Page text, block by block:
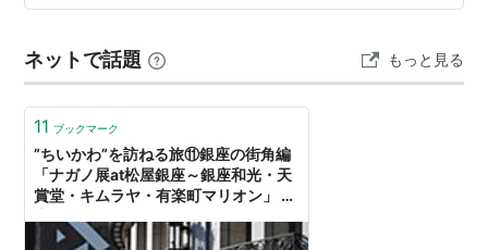
ネットで話題 もっと見る
11 ブックマーク
”ちいかわ”を訪ねる旅⑪銀座の街角編
「ナガノ展at松屋銀座～銀座和光・天
賞堂・キムラヤ・有楽町マリオン」 -